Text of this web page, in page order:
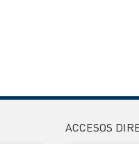
ACCESOS